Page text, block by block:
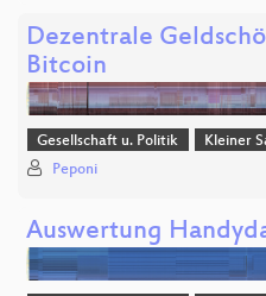
Dezentrale
Bitcoin
Gesellschaft u. Politik Kleiner
Peponi
Auswertung